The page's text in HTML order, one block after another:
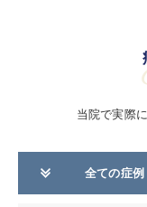
当院で実際
全ての症例